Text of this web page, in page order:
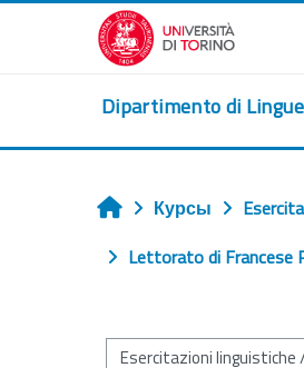
Перейти к основному содержанию
Dipartimento di
Главная
Курсы
Lettorato di Francese